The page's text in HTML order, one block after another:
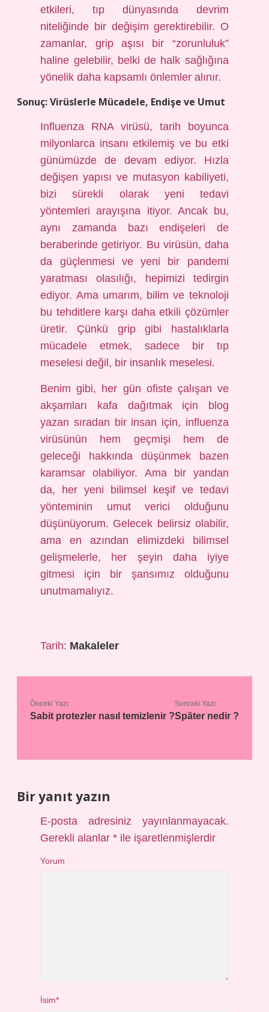
etkileri, tıp dünyasında devrim
niteliğinde bir değişim gerektirebilir. O
zamanlar, grip aşısı bir “zorunluluk”
haline gelebilir, belki de halk sağlığına
yönelik daha kapsamlı önlemler alınır.
Sonuç: Virüslerle Mücadele, Endişe ve Umut
Influenza RNA virüsü, tarih boyunca
milyonlarca insanı etkilemiş ve bu etki
günümüzde de devam ediyor. Hızla
değişen yapısı ve mutasyon kabiliyeti,
bizi sürekli olarak yeni tedavi
yöntemleri arayışına itiyor. Ancak bu,
aynı zamanda bazı endişeleri de
beraberinde getiriyor. Bu virüsün, daha
da güçlenmesi ve yeni bir pandemi
yaratması olasılığı, hepimizi tedirgin
ediyor. Ama umarım, bilim ve teknoloji
bu tehditlere karşı daha etkili çözümler
üretir. Çünkü grip gibi hastalıklarla
mücadele etmek, sadece bir tıp
meselesi değil, bir insanlık meselesi.
Benim gibi, her gün ofiste çalışan ve
akşamları kafa dağıtmak için blog
yazan sıradan bir insan için, influenza
virüsünün hem geçmişi hem de
geleceği hakkında düşünmek bazen
karamsar olabiliyor. Ama bir yandan
da, her yeni bilimsel keşif ve tedavi
yönteminin umut verici olduğunu
düşünüyorum. Gelecek belirsiz olabilir,
ama en azından elimizdeki bilimsel
gelişmelerle, her şeyin daha iyiye
gitmesi için bir şansımız olduğunu
unutmamalıyız.
Tarih: Makaleler
Önceki Yazı
Sabit protezler nasıl temizlenir ?
Sonraki Yazı
Später nedir ?
Bir yanıt yazın
E-posta adresiniz yayınlanmayacak.
Gerekli alanlar* ile işaretlenmişlerdir
Yorum
İsim*